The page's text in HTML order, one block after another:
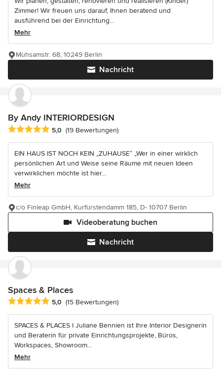
Zimmer! Wir freuen uns darauf, Ihnen beratend und
ausführend bei der Einrichtung...
Mehr
Nachricht
Mühsamstr. 68, 10249 Berlin
By Andy INTERIORDESIGN
Durchschnittliche Bewertung: 5 von 5 Sternen
5,0 (19 Bewertungen)
EIN HAUS IST NOCH KEIN „ZUHAUSE“ „Wer in einer wirklich
persönlichen Art und Weise seine Räume mit neuen Ideen
verwirklichen möchte ist hier...
Mehr
Nachricht
Videoberatung buchen
c/o Finleap GmbH, Kurfürstendamm 185, D- 10707 Berlin
Spaces & Places
Durchschnittliche Bewertung: 5 von 5 Sternen
5,0 (15 Bewertungen)
SPACES & PLACES I Juliane Bennien ist Ihre Interior Designerin
und Beraterin für private Einrichtungsprojekte, Büros,
Workspaces, Showroom...
Mehr